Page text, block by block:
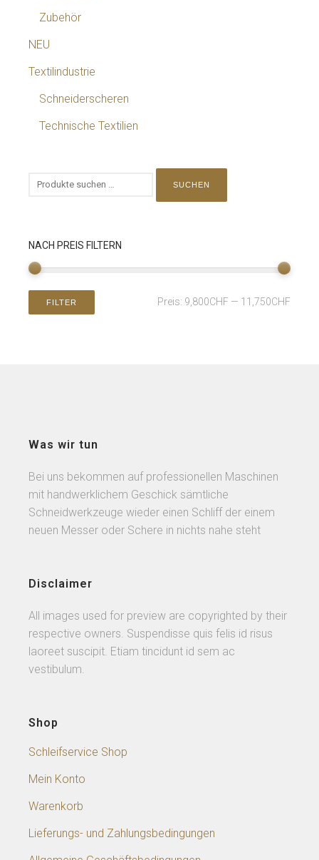
Zubehör
NEU
Textilindustrie
Schneiderscheren
Technische Textilien
SUCHEN
NACH PREIS FILTERN
FILTER Preis: 9,800CHF — 11,750CHF
Was wir tun
Bei uns bekommen auf professionellen Maschinen
mit handwerklichem Geschick sämtliche
Schneidwerkzeuge wieder einen Schliff der einem
neuen Messer oder Schere in nichts nahe steht
Disclaimer
All images used for preview are copyrighted by their
respective owners. Suspendisse quis felis id risus
laoreet suscipit. Etiam tincidunt id sem ac
vestibulum.
Shop
Schleifservice Shop
Mein Konto
Warenkorb
Lieferungs- und Zahlungsbedingungen